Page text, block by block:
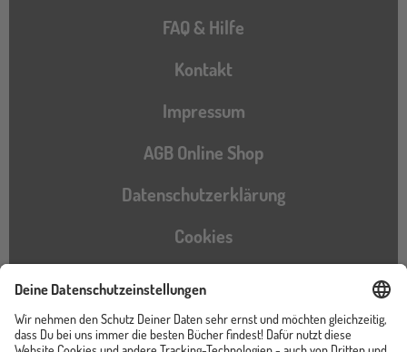
FAQ & Hilfe
Kontakt
Impressum
AGB Online Shop
Datenschutzerklärung
Cookies
Barrierefreiheitserklärung